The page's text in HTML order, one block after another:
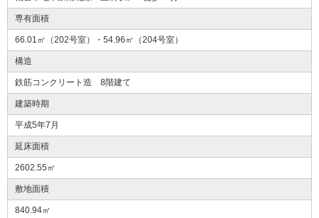
専有面積
66.01㎡（202号室）・54.96㎡（204号室）
構造
鉄筋コンクリート造 8階建て
建築時期
平成5年7月
延床面積
2602.55㎡
敷地面積
840.94㎡